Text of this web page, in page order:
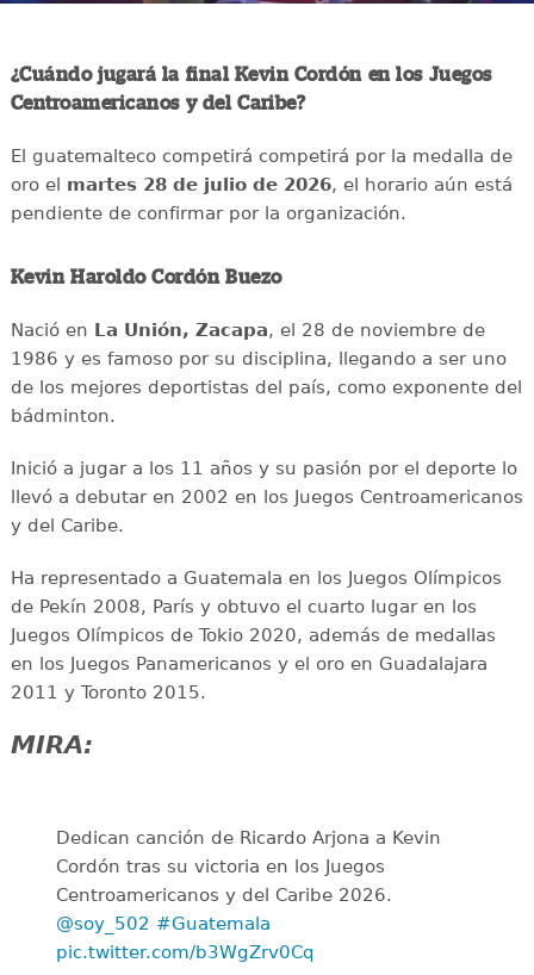
¿Cuándo jugará la final Kevin Cordón en los Juegos
Centroamericanos y del Caribe?
El guatemalteco competirá competirá por la medalla de
oro el martes 28 de julio de 2026, el horario aún está
pendiente de confirmar por la organización.
Kevin Haroldo Cordón Buezo
Nació en La Unión, Zacapa, el 28 de noviembre de
1986 y es famoso por su disciplina, llegando a ser uno
de los mejores deportistas del país, como exponente del
bádminton.
Inició a jugar a los 11 años y su pasión por el deporte lo
llevó a debutar en 2002 en los Juegos Centroamericanos
y del Caribe.
Ha representado a Guatemala en los Juegos Olímpicos
de Pekín 2008, París y obtuvo el cuarto lugar en los
Juegos Olímpicos de Tokio 2020, además de medallas
en los Juegos Panamericanos y el oro en Guadalajara
2011 y Toronto 2015.
MIRA:
Dedican canción de Ricardo Arjona a Kevin
Cordón tras su victoria en los Juegos
Centroamericanos y del Caribe 2026.
@soy_502 #Guatemala
pic.twitter.com/b3WgZrv0Cq